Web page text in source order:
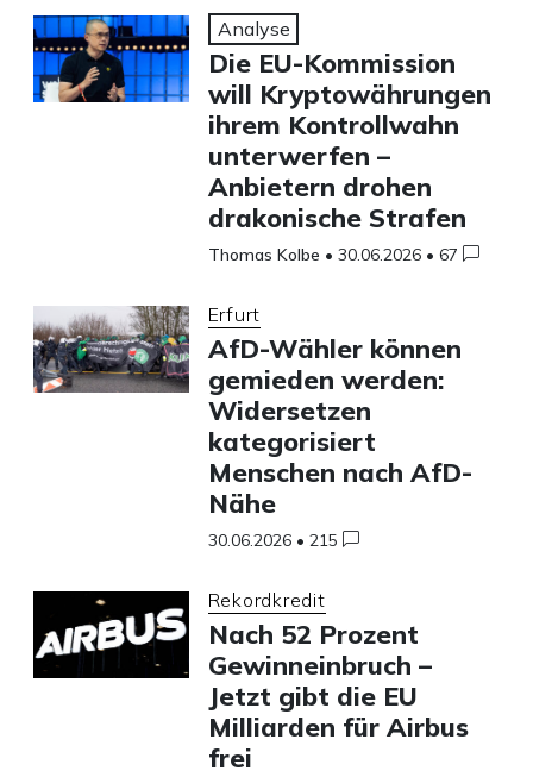
Analyse
Die EU-Kommission
will Kryptowährungen
ihrem Kontrollwahn
unterwerfen –
Anbietern drohen
drakonische Strafen
Thomas Kolbe • 30.06.2026 • 67
Erfurt
AfD-Wähler können
gemieden werden:
Widersetzen
kategorisiert
Menschen nach AfD-
Nähe
30.06.2026 • 215
Rekordkredit
Nach 52 Prozent
Gewinneinbruch –
Jetzt gibt die EU
Milliarden für Airbus
frei